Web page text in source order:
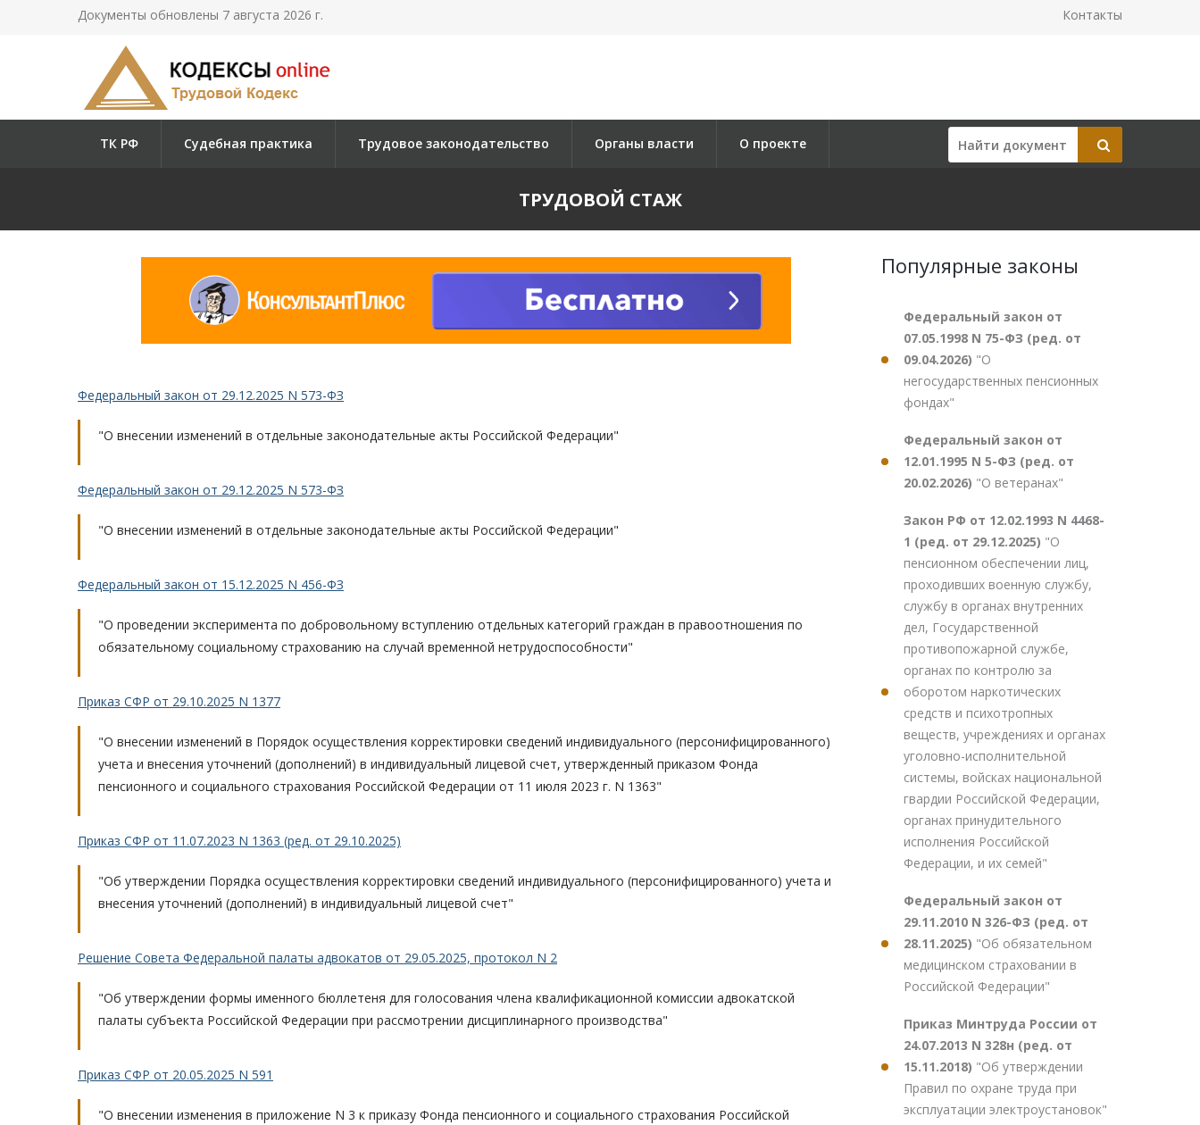
Документы обновлены 7 августа 2026 г. Контакты
ТК РФ Судебная практика Трудовое законодательство Органы власти О проекте
ТРУДОВОЙ СТАЖ
Федеральный закон от 29.12.2025 N 573-ФЗ
"О внесении изменений в отдельные законодательные акты Российской Федерации"
Федеральный закон от 29.12.2025 N 573-ФЗ
"О внесении изменений в отдельные законодательные акты Российской Федерации"
Федеральный закон от 15.12.2025 N 456-ФЗ
"О проведении эксперимента по добровольному вступлению отдельных категорий граждан в правоотношения по
обязательному социальному страхованию на случай временной нетрудоспособности"
Приказ СФР от 29.10.2025 N 1377
"О внесении изменений в Порядок осуществления корректировки сведений индивидуального (персонифицированного)
учета и внесения уточнений (дополнений) в индивидуальный лицевой счет, утвержденный приказом Фонда
пенсионного и социального страхования Российской Федерации от 11 июля 2023 г. N 1363"
Приказ СФР от 11.07.2023 N 1363 (ред. от 29.10.2025)
"Об утверждении Порядка осуществления корректировки сведений индивидуального (персонифицированного) учета и
внесения уточнений (дополнений) в индивидуальный лицевой счет"
Решение Совета Федеральной палаты адвокатов от 29.05.2025, протокол N 2
"Об утверждении формы именного бюллетеня для голосования члена квалификационной комиссии адвокатской
палаты субъекта Российской Федерации при рассмотрении дисциплинарного производства"
Приказ СФР от 20.05.2025 N 591
"О внесении изменения в приложение N 3 к приказу Фонда пенсионного и социального страхования Российской
Популярные законы
Федеральный закон от
07.05.1998 N 75-ФЗ (ред. от
09.04.2026) "О
негосударственных пенсионных
фондах"
Федеральный закон от
12.01.1995 N 5-ФЗ (ред. от
20.02.2026) "О ветеранах"
Закон РФ от 12.02.1993 N 4468-
1 (ред. от 29.12.2025) "О
пенсионном обеспечении лиц,
проходивших военную службу,
службу в органах внутренних
дел, Государственной
противопожарной службе,
органах по контролю за
оборотом наркотических
средств и психотропных
веществ, учреждениях и органах
уголовно-исполнительной
системы, войсках национальной
гвардии Российской Федерации,
органах принудительного
исполнения Российской
Федерации, и их семей"
Федеральный закон от
29.11.2010 N 326-ФЗ (ред. от
28.11.2025) "Об обязательном
медицинском страховании в
Российской Федерации"
Приказ Минтруда России от
24.07.2013 N 328н (ред. от
15.11.2018) "Об утверждении
Правил по охране труда при
эксплуатации электроустановок"